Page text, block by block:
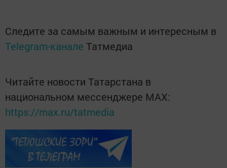
Следите за самым важным и интересным в
Telegram-канале Татмедиа
Читайте новости Татарстана в
национальном мессенджере MАХ:
https://max.ru/tatmedia